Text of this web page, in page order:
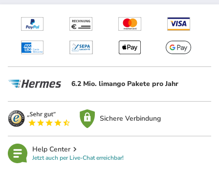
6.2 Mio. limango Pakete pro Jahr
Sichere Verbindung
Help Center
Jetzt auch per Live-Chat erreichbar!